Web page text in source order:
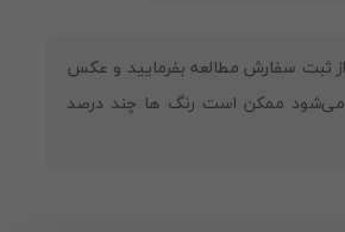
ثبت سفارش مطالعه بفرمایید و عکس
ممکن است رنگ ها چند درصد